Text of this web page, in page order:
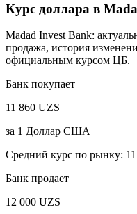
Курс доллара в
Madad Invest Bank:
продажа, история
официальным курсом ЦБ.
Банк покупает
11 860 UZS
за 1 Доллар США
Средний курс по рынку:
Банк продает
12 000 UZS